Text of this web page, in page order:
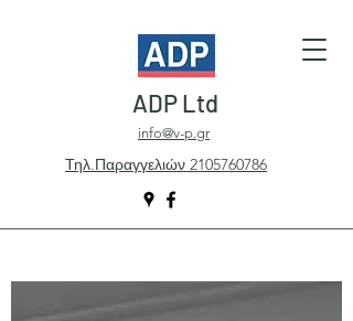
ADP Ltd
info@v-p.gr
Τηλ.Παραγγελιών 2105760786